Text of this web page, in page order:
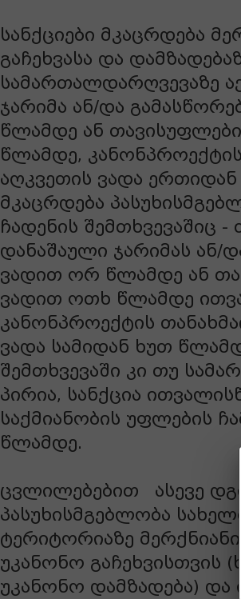
სანქციები მკაცრდება
გაჩეხვასა და
სამართალდარღვევაზე
ჯარიმა ან/და
წლამდე ან
წლამდე,
აღკვეთის ვადა
მკაცრდება
ჩადენის შემთხვევაშიც -
დანაშაული ჯარიმას ან/
ვადით ორ წლამდე ან
ვადით ოთხ წლამდე
კანონპროექტის
ვადა სამიდან ხუთ
შემთხვევაში კი თუ
პირია, სანქცია
საქმიანობის უფლების
წლამდე.
ცვლილებებით ასევე
პასუხისმგებლობა
ტერიტორიაზე
უკანონო გაჩეხვისთვის
უკანონო დამზადება) და